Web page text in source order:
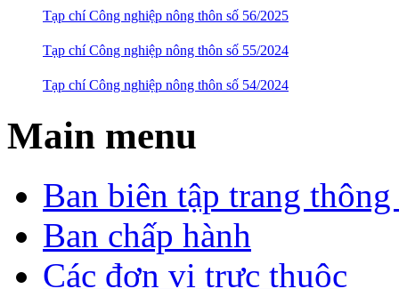
Tạp chí Công nghiệp nông thôn số 56/2025
Tạp chí Công nghiệp nông thôn số 55/2024
Tạp chí Công nghiệp nông thôn số 54/2024
Main menu
Ban biên tập trang
Ban chấp hành
Các đơn vị trực thuộc